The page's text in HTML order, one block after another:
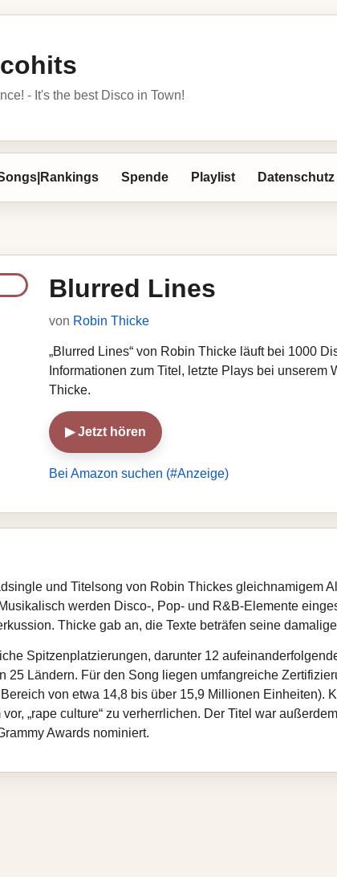
- It's the best Disco in Town!
Spende Playlist Datenschutz
Blurred Lines
von Robin Thicke
„Blurred Lines“ von Robin Thicke läuft bei 1000
Informationen zum Titel, letzte Plays bei
Thicke.
▶ Jetzt hören
Bei Amazon suchen (#Anzeige)
und Titelsong von Robin Thickes gleichnamigem
werden Disco-, Pop- und R&B-Elemente
Thicke gab an, die Texte beträfen seine
Spitzenplatzierungen, darunter 12
25 Ländern. Für den Song liegen umfangreiche
von etwa 14,8 bis über 15,9 Millionen Einheiten).
„rape culture“ zu verherrlichen. Der Titel war
Awards nominiert.